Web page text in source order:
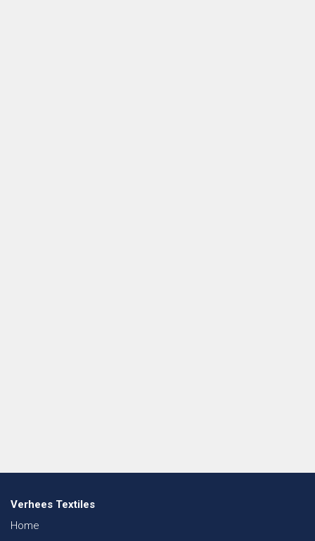
Verhees Textiles
Home